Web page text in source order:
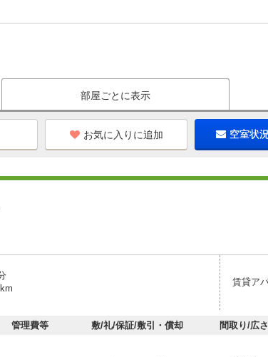
部屋ごとに表示
お気に入りに追加 空室状
賃貸ア
管理費等 敷/礼/保証/敷引・償却 間取り/広さ